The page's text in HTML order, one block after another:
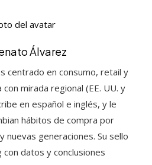
Álvarez
centrado en consumo, retail y
mirada regional (EE. UU. y
en español e inglés, y le
hábitos de compra por
nuevas generaciones. Su sello
datos y conclusiones